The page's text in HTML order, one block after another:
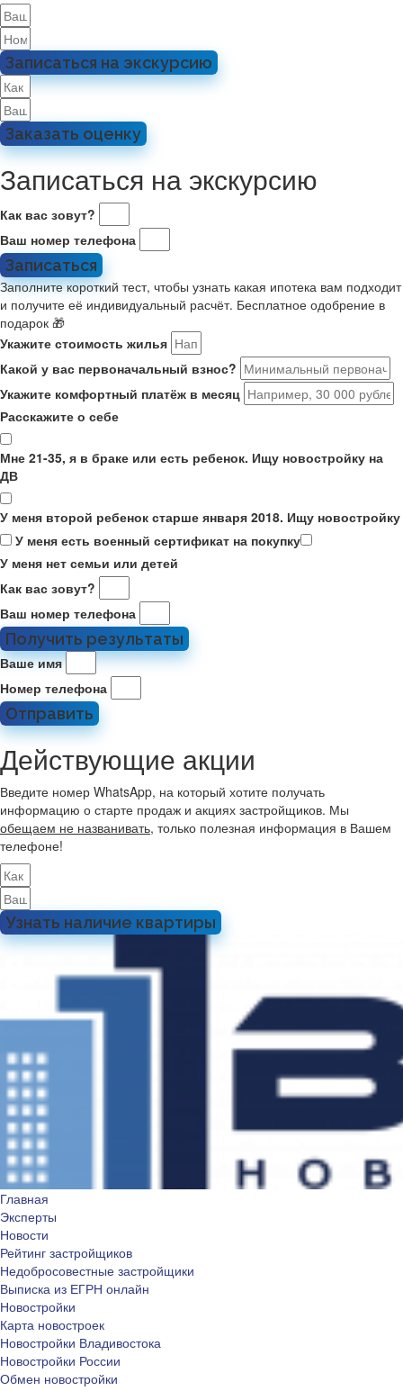
Записаться на экскурсию
Заказать оценку
Записаться на экскурсию
Как вас зовут?
Ваш номер телефона
Записаться
Заполните короткий тест, чтобы узнать какая ипотека вам подходит
и получите её индивидуальный расчёт. Бесплатное одобрение в
подарок 🎁
Укажите стоимость жилья
Какой у вас первоначальный взнос?
Укажите комфортный платёж в месяц
Расскажите о себе
Мне 21-35, я в браке или есть ребенок. Ищу новостройку на
ДВ
У меня второй ребенок старше января 2018. Ищу новостройку
У меня есть военный сертификат на покупку
У меня нет семьи или детей
Как вас зовут?
Ваш номер телефона
Получить результаты
Ваше имя
Номер телефона
Отправить
Действующие акции
Введите номер WhatsApp, на который хотите получать
информацию о старте продаж и акциях застройщиков. Мы
обещаем не названивать, только полезная информация в Вашем
телефоне!
Узнать наличие квартиры
Главная
Эксперты
Новости
Рейтинг застройщиков
Недобросовестные застройщики
Выписка из ЕГРН онлайн
Новостройки
Карта новостроек
Новостройки Владивостока
Новостройки России
Обмен новостройки